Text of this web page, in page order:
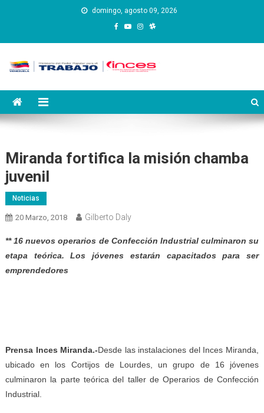
domingo, agosto 09, 2026
Instituto Nacional de
Capacitación y Educación
Miranda fortifica la misión chamba
juvenil
Noticias
20 Marzo, 2018 Gilberto Daly
** 16 nuevos operarios de Confección Industrial culminaron su
etapa teórica. Los jóvenes estarán capacitados para ser
emprendedores
Prensa Inces Miranda.-Desde las instalaciones del Inces Miranda,
ubicado en los Cortijos de Lourdes, un grupo de 16 jóvenes
culminaron la parte teórica del taller de Operarios de Confección
Industrial.